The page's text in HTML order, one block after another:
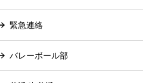
緊急連絡
バレーボール部